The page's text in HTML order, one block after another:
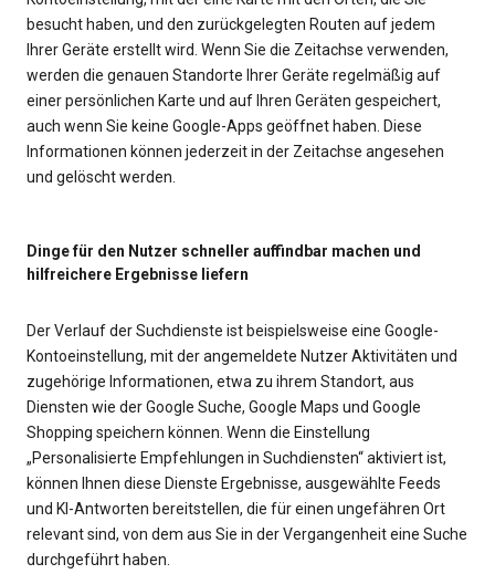
besucht haben, und den zurückgelegten Routen auf jedem
Ihrer Geräte erstellt wird. Wenn Sie die Zeitachse verwenden,
werden die genauen Standorte Ihrer Geräte regelmäßig auf
einer persönlichen Karte und auf Ihren Geräten gespeichert,
auch wenn Sie keine Google-Apps geöffnet haben. Diese
Informationen können jederzeit in der Zeitachse angesehen
und gelöscht werden.
Dinge für den Nutzer schneller auffindbar machen und
hilfreichere Ergebnisse liefern
Der Verlauf der Suchdienste ist beispielsweise eine Google-
Kontoeinstellung, mit der angemeldete Nutzer Aktivitäten und
zugehörige Informationen, etwa zu ihrem Standort, aus
Diensten wie der Google Suche, Google Maps und Google
Shopping speichern können. Wenn die Einstellung
„Personalisierte Empfehlungen in Suchdiensten“ aktiviert ist,
können Ihnen diese Dienste Ergebnisse, ausgewählte Feeds
und KI-Antworten bereitstellen, die für einen ungefähren Ort
relevant sind, von dem aus Sie in der Vergangenheit eine Suche
durchgeführt haben.